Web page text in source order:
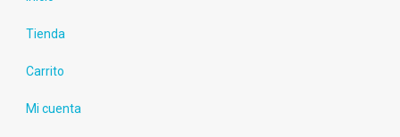
Tienda
Carrito
Mi cuenta